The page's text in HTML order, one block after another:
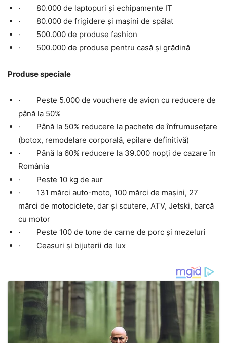
· 80.000 de laptopuri și echipamente IT
· 80.000 de frigidere și mașini de spălat
· 500.000 de produse fashion
· 500.000 de produse pentru casă și grădină
Produse speciale
· Peste 5.000 de vouchere de avion cu reducere de
până la 50%
· Până la 50% reducere la pachete de înfrumusețare
(botox, remodelare corporală, epilare definitivă)
· Până la 60% reducere la 39.000 nopți de cazare în
România
· Peste 10 kg de aur
· 131 mărci auto-moto, 100 mărci de mașini, 27
mărci de motociclete, dar și scutere, ATV, Jetski, barcă
cu motor
· Peste 100 de tone de carne de porc și mezeluri
· Ceasuri și bijuterii de lux